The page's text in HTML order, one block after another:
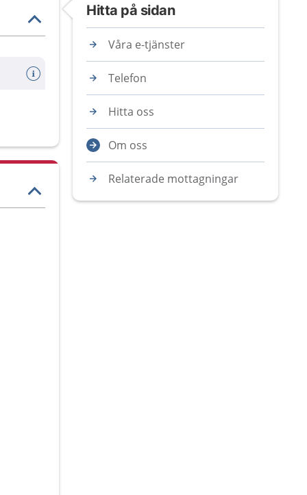
Hitta på sidan
Våra e-tjänster
Telefon
Hitta oss
Om oss
Relaterade mottagningar